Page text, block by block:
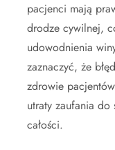
pacjenci mają
drodze cywilnej,
udowodnienia
zaznaczyć, że
zdrowie
utraty zaufania
całości.